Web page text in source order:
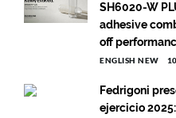
SH6020-W
adhesive
off
ENGLISH NEW
Fedrigoni
ejercicio